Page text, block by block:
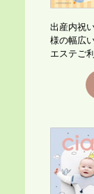
出産内祝
様の幅広
エステご